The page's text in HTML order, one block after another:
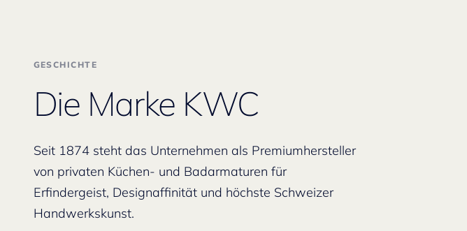
GESCHICHTE
Die Marke KWC
Seit 1874 steht das Unternehmen als Premiumhersteller
von privaten Küchen- und Badarmaturen für
Erfindergeist, Designaffinität und höchste Schweizer
Handwerkskunst.